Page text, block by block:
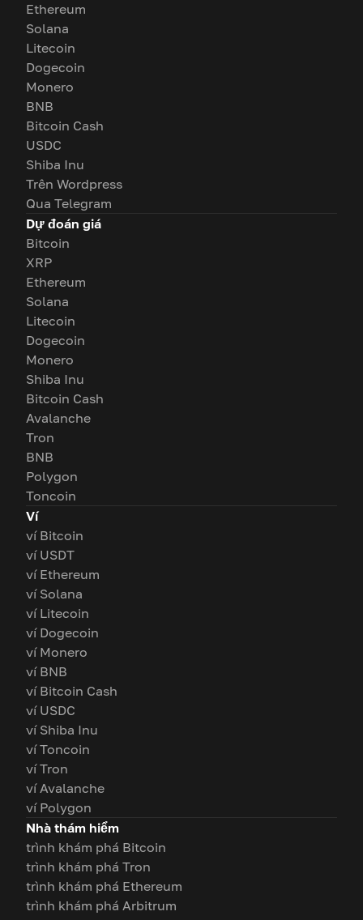
Ethereum
Solana
Litecoin
Dogecoin
Monero
BNB
Bitcoin Cash
USDC
Shiba Inu
Trên Wordpress
Qua Telegram
Dự đoán giá
Bitcoin
XRP
Ethereum
Solana
Litecoin
Dogecoin
Monero
Shiba Inu
Bitcoin Cash
Avalanche
Tron
BNB
Polygon
Toncoin
Ví
ví Bitcoin
ví USDT
ví Ethereum
ví Solana
ví Litecoin
ví Dogecoin
ví Monero
ví BNB
ví Bitcoin Cash
ví USDC
ví Shiba Inu
ví Toncoin
ví Tron
ví Avalanche
ví Polygon
Nhà thám hiểm
trình khám phá Bitcoin
trình khám phá Tron
trình khám phá Ethereum
trình khám phá Arbitrum